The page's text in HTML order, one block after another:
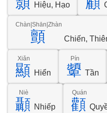
Hiệu, Hạo
顫
Chàn|Shān|Zhàn
Chiến,
顯
Xiǎn
Hiển 顰
Pín
Tần
顳
Niè
Nhiếp 顴
Quán